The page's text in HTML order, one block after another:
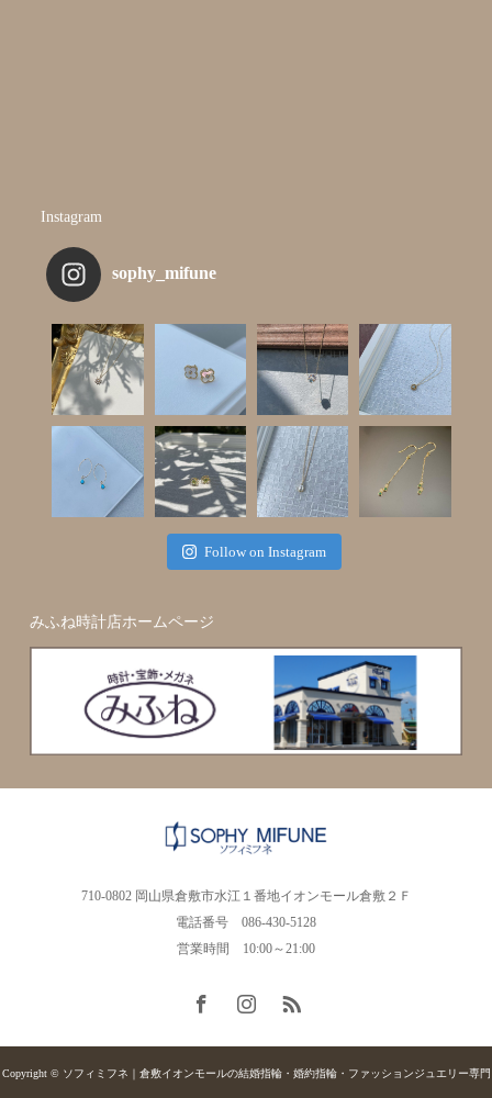
Instagram
sophy_mifune
Follow on Instagram
みふね時計店ホームページ
710-0802 岡山県倉敷市水江１番地イオンモール倉敷２Ｆ
電話番号 086-430-5128
営業時間 10:00～21:00
Copyright © ソフィミフネ｜倉敷イオンモールの結婚指輪・婚約指輪・ファッションジュエリー専門